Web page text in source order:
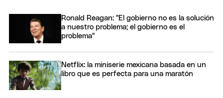
Ronald Reagan: "El gobierno no es la solución
a nuestro problema; el gobierno es el
problema"
Netflix: la miniserie mexicana basada en un
libro que es perfecta para una maratón